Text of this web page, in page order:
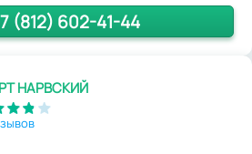
(812) 602-41-44
НАРВСКИЙ